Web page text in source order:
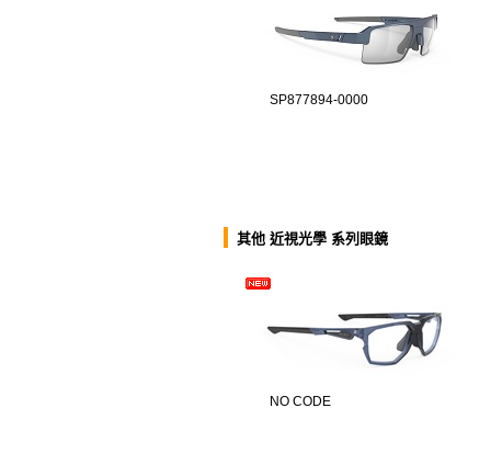
SP877894-0000
其他 近視光學 系列眼鏡
NO CODE